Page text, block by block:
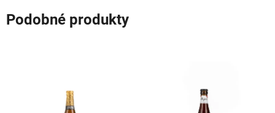
Podobné produkty